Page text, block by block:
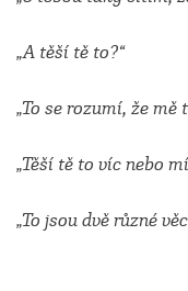
„A těší tě to?“
„To se rozumí, že mě
„Těší tě to víc nebo
„To jsou dvě různé